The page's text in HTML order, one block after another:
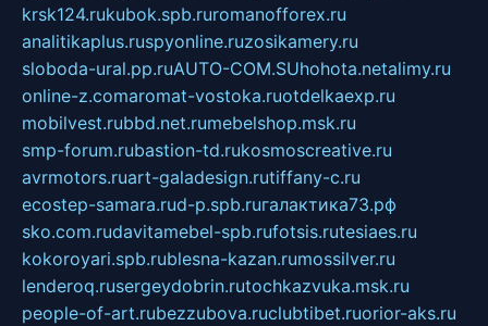
krsk124.rukubok.spb.ruromanofforex.ru
analitikaplus.ruspyonline.ruzosikamery.ru
sloboda-ural.pp.ruAUTO-COM.SUhohota.netalimy.ru
online-z.comaromat-vostoka.ruotdelkaexp.ru
mobilvest.rubbd.net.rumebelshop.msk.ru
smp-forum.rubastion-td.rukosmoscreative.ru
avrmotors.ruart-galadesign.rutiffany-c.ru
ecostep-samara.rud-p.spb.ruгалактика73.рф
sko.com.rudavitamebel-spb.rufotsis.rutesiaes.ru
kokoroyari.spb.rublesna-kazan.rumossilver.ru
lenderoq.rusergeydobrin.rutochkazvuka.msk.ru
people-of-art.rubezzubova.ruclubtibet.ruorior-aks.ru